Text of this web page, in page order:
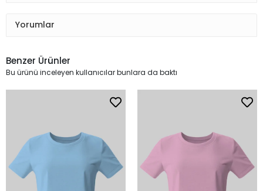
Yorumlar
Benzer Ürünler
Bu ürünü inceleyen kullanıcılar bunlara da baktı